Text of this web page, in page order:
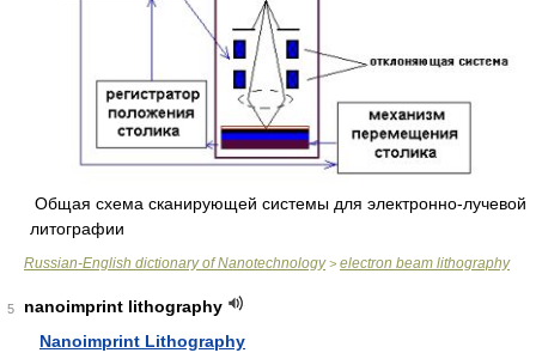
Общая схема сканирующей системы для электронно-лучевой
литографии
Russian-English dictionary of Nanotechnology> electron beam lithography
5
nanoimprint lithography
Nanoimprint Lithography